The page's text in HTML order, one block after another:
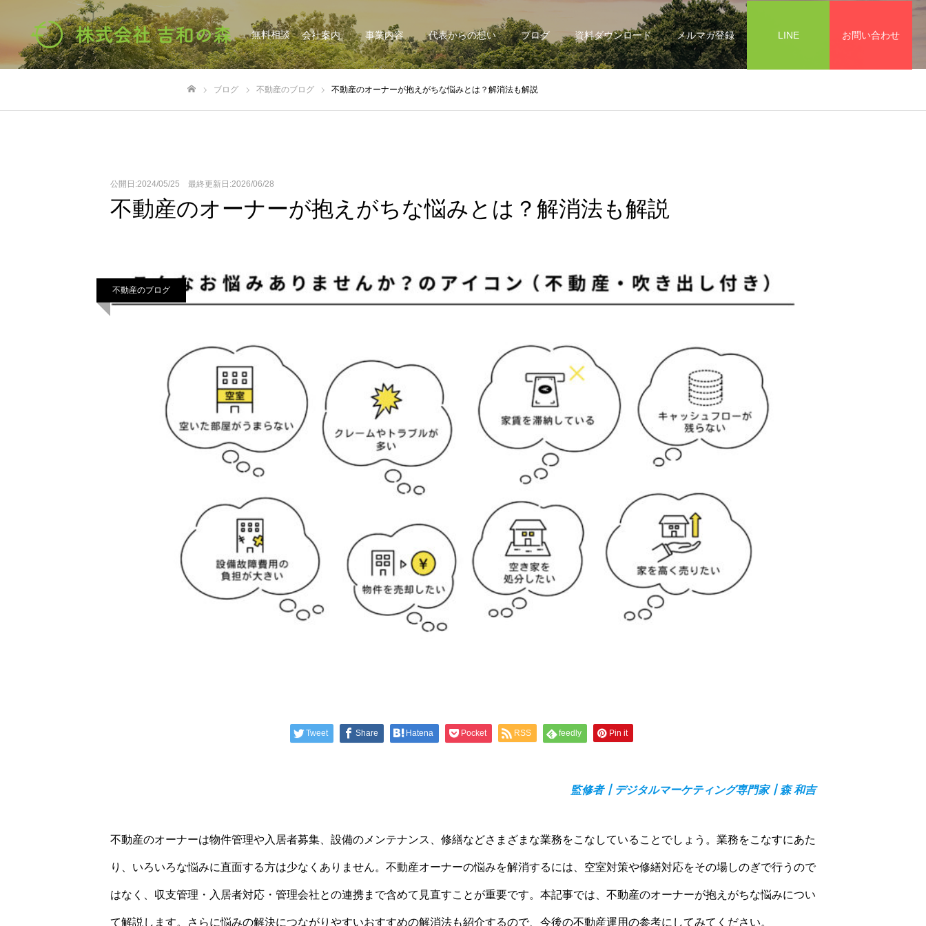
無料相談 会社案内 事業内容 代表からの想い ブログ 資料ダウンロード メルマガ登録 LINE お問い合わせ
ブログ 不動産のブログ 不動産のオーナーが抱えがちな悩みとは？解消法も解説
公開日:2024/05/25 最終更新日:2026/06/28
不動産のオーナーが抱えがちな悩みとは？解消法も解説
不動産のブログ
Tweet Share Hatena Pocket RSS feedly Pin it
監修者┃デジタルマーケティング専門家┃森 和吉
不動産のオーナーは物件管理や入居者募集、設備のメンテナンス、修繕などさまざまな業務をこなしていることでしょう。業務をこなすにあた
り、いろいろな悩みに直面する方は少なくありません。不動産オーナーの悩みを解消するには、空室対策や修繕対応をその場しのぎで行うので
はなく、収支管理・入居者対応・管理会社との連携まで含めて見直すことが重要です。本記事では、不動産のオーナーが抱えがちな悩みについ
て解説します。さらに悩みの解決につながりやすいおすすめの解消法も紹介するので、今後の不動産運用の参考にしてみてください。